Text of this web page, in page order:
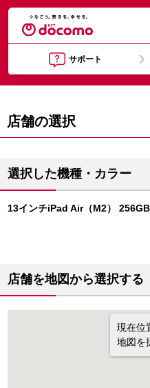
サポート
店舗の選択
選択した機種・カラー
13インチiPad Air（M2）
店舗を地図から選択する
現在位
地図を